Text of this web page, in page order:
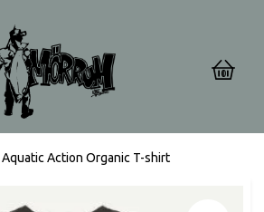
0
Aquatic Action Organic T-shirt